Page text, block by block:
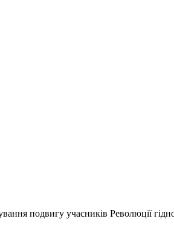
подвигу учасників Революції